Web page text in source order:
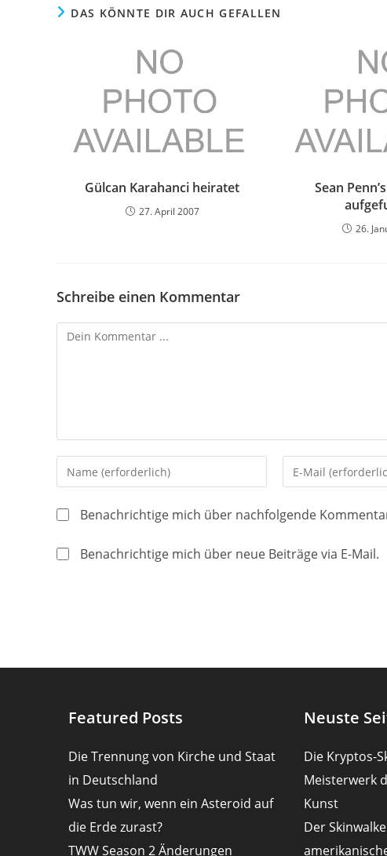
DAS KÖNNTE DIR AUCH GEFALLEN
Gülcan Karahanci heiratet
27. April 2007
Sean
26.
Schreibe einen Kommentar
Kommentieren
Gib
deinen
Namen
Benutzernamen
Gib
deine
Mail-
Adresse
Benachrichtige mich über nachfolgende
Benachrichtige mich über neue Beiträge via E-Mail.
Featured Posts
Die Trennung von Kirche und Staat
in Deutschland
Was tun wir, wenn ein Asteroid auf
die Erde zurast?
TWW Season 2 Änderungen
Neuste
Die Kryptos-
Meisterwerk
Kunst
Der